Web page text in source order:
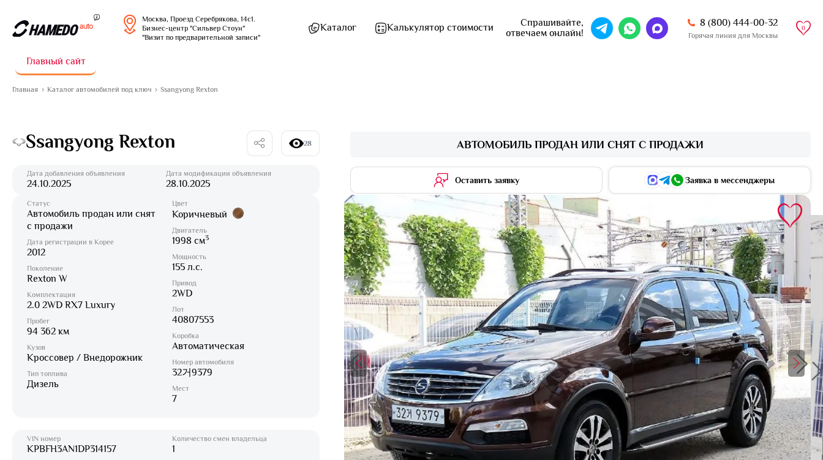
Москва, Проезд Серебрякова, 14с1.
Бизнес-центр "Сильвер Стоун"
"Визит по предварительной записи"
Каталог Калькулятор стоимости
Спрашивайте,
отвечаем онлайн!
8 (800) 444-00-32
Горячая линия для Москвы
0
Главный сайт
Главная Каталог автомобилей под ключ Ssangyong Rexton
Ssangyong Rexton 28
Дата добавления объявления
24.10.2025
Дата модификации объявления
28.10.2025
АВТОМОБИЛЬ ПРОДАН ИЛИ СНЯТ С ПРОДАЖИ
Оставить заявку Заявка в мессенджеры
Статус
Автомобиль продан или снят
с продажи
Дата регистрации в Корее
2012
Поколение
Rexton W
Комплектация
2.0 2WD RX7 Luxury
Пробег
94 362 км
Кузов
Кроссовер / Внедорожник
Тип топлива
Дизель
Цвет
Коричневый
Двигатель
1998 см3
Мощность
155 л.с.
Привод
2WD
Лот
40807553
Коробка
Автоматическая
Номер автомобиля
32거9379
Мест
7
VIN номер
KPBFH3AN1DP314157
Количество смен владельца
1